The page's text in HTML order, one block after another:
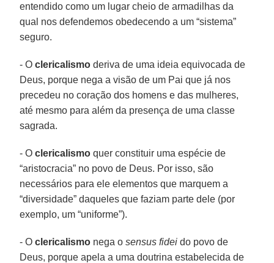
entendido como um lugar cheio de armadilhas da
qual nos defendemos obedecendo a um “sistema”
seguro.
- Oclericalismo deriva de uma ideia equivocada de
Deus, porque nega a visão de um Pai que já nos
precedeu no coração dos homens e das mulheres,
até mesmo para além da presença de uma classe
sagrada.
- Oclericalismo quer constituir uma espécie de
“aristocracia” no povo de Deus. Por isso, são
necessários para ele elementos que marquem a
“diversidade” daqueles que faziam parte dele (por
exemplo, um “uniforme”).
- Oclericalismo nega osensus fidei do povo de
Deus, porque apela a uma doutrina estabelecida de